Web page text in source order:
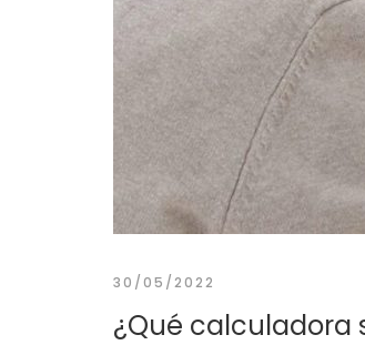
30/05/2022
¿Qué calculadora